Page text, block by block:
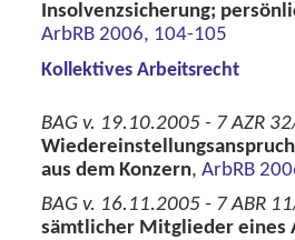
Insolvenzsicherung;
ArbRB 2006, 104-105
Kollektives Arbeitsrecht
BAG v. 19.10.2005 - 7 AZR
aus dem Konzern, ArbRB
BAG v. 16.11.2005 - 7 ABR
sämtlicher Mitglieder eines